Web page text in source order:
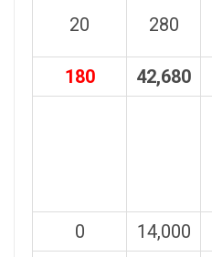
280
20
42,680
180
14,000
0